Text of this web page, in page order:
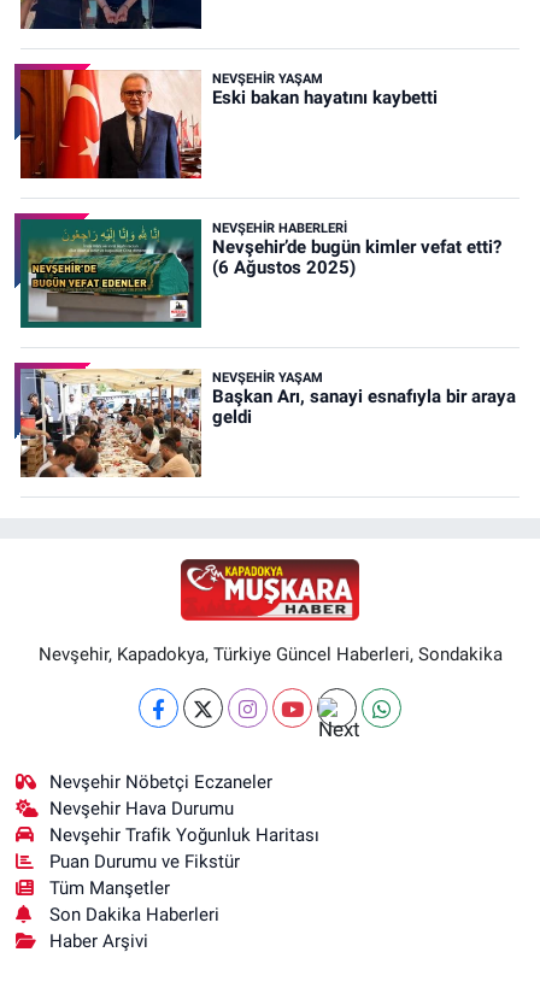
NEVŞEHIR YAŞAM
Eski bakan hayatını kaybetti
NEVŞEHIR HABERLERI
Nevşehir’de bugün kimler vefat etti?
(6 Ağustos 2025)
NEVŞEHIR YAŞAM
Başkan Arı, sanayi esnafıyla bir araya
geldi
Nevşehir, Kapadokya, Türkiye Güncel Haberleri, Sondakika
Nevşehir Nöbetçi Eczaneler
Nevşehir Hava Durumu
Nevşehir Trafik Yoğunluk Haritası
Puan Durumu ve Fikstür
Tüm Manşetler
Son Dakika Haberleri
Haber Arşivi